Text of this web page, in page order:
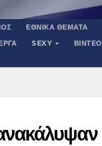
ΕΘΝΙΚΆ ΘΈΜΑΤΑ
SEXY ΒΙΝΤΕΟ